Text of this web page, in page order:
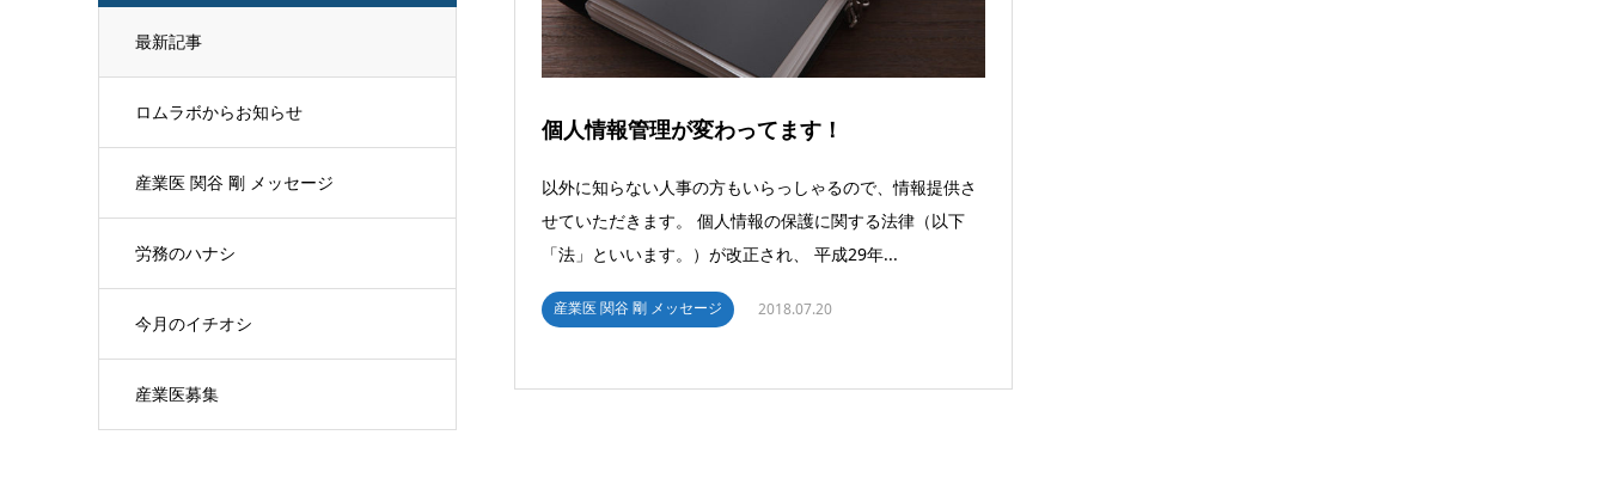
最新記事
ロムラボからお知らせ
産業医 関谷 剛 メッセージ
労務のハナシ
今月のイチオシ
産業医募集
個人情報管理が変わってます！
以外に知らない人事の方もいらっしゃるので、情報提供さ
せていただきます。 個人情報の保護に関する法律（以下
「法」といいます。）が改正され、 平成29年...
産業医 関谷 剛 メッセージ 2018.07.20